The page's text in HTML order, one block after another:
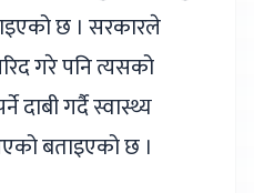
छ । सरकारले
गरे पनि त्यसको
गर्दै स्वास्थ्य
बताइएको छ ।